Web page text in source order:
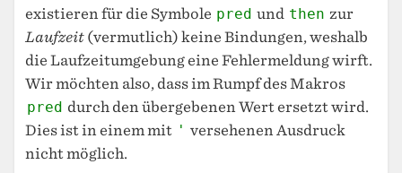
existieren für die Symbole pred und then zur
Laufzeit (vermutlich) keine Bindungen, weshalb
die Laufzeitumgebung eine Fehlermeldung wirft.
Wir möchten also, dass im Rumpf des Makros
pred durch den übergebenen Wert ersetzt wird.
Dies ist in einem mit ' versehenen Ausdruck
nicht möglich.